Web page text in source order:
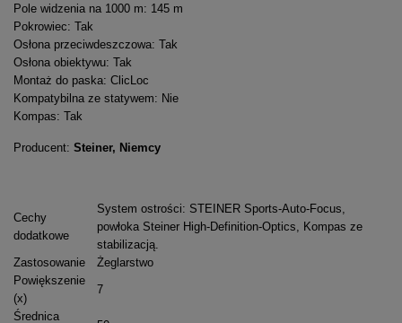
Pole widzenia na 1000 m: 145 m
Pokrowiec: Tak
Osłona przeciwdeszczowa: Tak
Osłona obiektywu: Tak
Montaż do paska: ClicLoc
Kompatybilna ze statywem: Nie
Kompas: Tak
Producent: Steiner, Niemcy
Cechy
dodatkowe
System ostrości: STEINER Sports-Auto-Focus,
powłoka Steiner High-Definition-Optics, Kompas ze
stabilizacją.
Zastosowanie
Żeglarstwo
Powiększenie
(x)
7
Średnica